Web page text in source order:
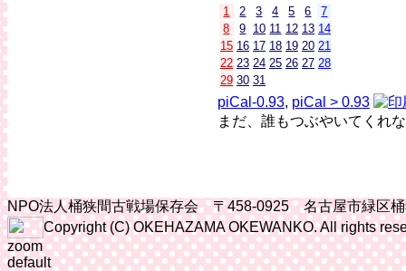
1
2 3 4 5 6
7
8
9 10 11 12 13 14
15 16 17 18 19 20 21
22 23 24 25 26 27 28
29 30 31
piCal-0.93, piCal > 0.93
まだ、誰もつぶやいてくれ
NPO法人桶狭間古戦場保存会 〒458-0925 名古屋市緑区桶
Copyright (C) OKEHAZAMA OKEWANKO. All rights
zoom
default